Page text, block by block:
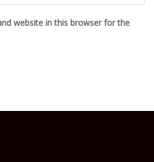
website in this browser for the